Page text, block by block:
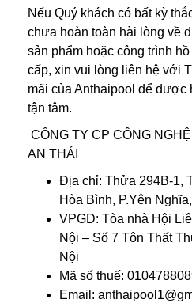
Nếu Quý khách có bất kỳ
chưa hoàn toàn hài lòng về
sản phẩm hoặc công trình
cấp, xin vui lòng liên hệ với
mãi của Anthaipool để được
tận tâm.
CÔNG TY CP CÔNG
AN THÁI
Địa chỉ: Thửa 294B-1,
Hòa Bình, P.Yên
VPGD: Tòa nhà Hội
Nội – Số 7 Tôn Thất
Nội
Mã số thuế:
Email: